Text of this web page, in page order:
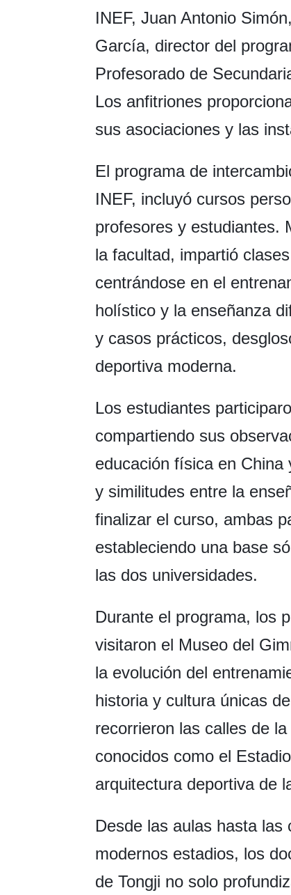
INEF, Juan Antonio
García, director del
Profesorado de
Los anfitriones
sus asociaciones y las
El programa de
INEF, incluyó cursos
profesores y estudiantes.
la facultad, impartió
centrándose en el
holístico y la enseñanza
y casos prácticos,
deportiva moderna.
Los estudiantes
compartiendo sus
educación física en
y similitudes entre la
finalizar el curso, ambas
estableciendo una base
las dos universidades.
Durante el programa, los
visitaron el Museo del
la evolución del
historia y cultura únicas
recorrieron las calles de
conocidos como el
arquitectura deportiva de
Desde las aulas hasta
modernos estadios, los
de Tongji no solo